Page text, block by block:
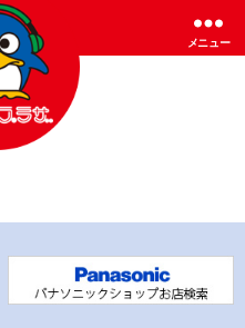
メニュー